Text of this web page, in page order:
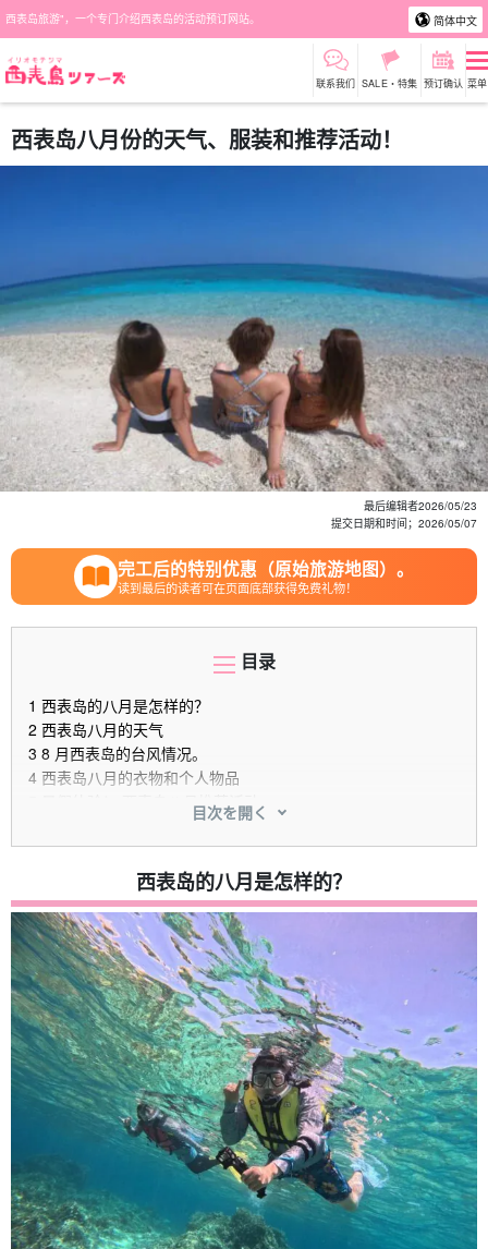
西表岛旅游"，一个专门介绍西表岛的活动预订网站。 简体中文
联系我们 SALE・特集 预订确认 菜单
西表岛八月份的天气、服装和推荐活动！
最后编辑者2026/05/23
提交日期和时间； 2026/05/07
完工后的特别优惠（原始旅游地图）。
读到最后的读者可在页面底部获得免费礼物！
目录
1 西表岛的八月是怎样的？
2 西表岛八月的天气
3 8 月西表岛的台风情况。
4 西表岛八月的衣物和个人物品
暑假体验！ 西表岛八月推荐活动
5.2SUP
5.4萨格利巴纳观赏之旅
5.5夜间游览
6绝对值得夏季一游！ 西表岛八月最值得一去的地方
6.1瀑布
6.2桑加拉瀑布
6.3鸭嘴兽
6.4由布岛
6.5灰岩洞
6.6玉屯河
前往西表岛需要乘坐渡轮！ 提前预订船票非常方便。
包括船票！ 极具吸引力的超值套餐♪
西表島 8月に関する よくある質問（FAQ）
9摘要
目次を開く
西表岛的八月是怎样的？